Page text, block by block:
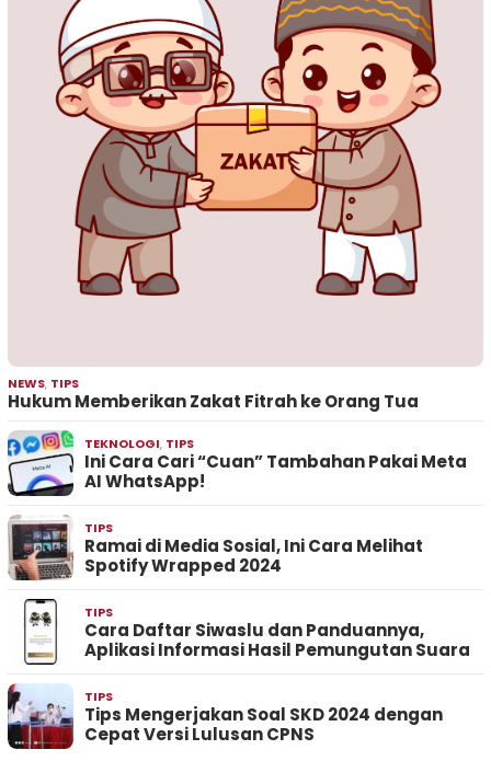
NEWS, TIPS
Hukum Memberikan Zakat Fitrah ke Orang Tua
TEKNOLOGI, TIPS
Ini Cara Cari “Cuan” Tambahan Pakai Meta
AI WhatsApp!
TIPS
Ramai di Media Sosial, Ini Cara Melihat
Spotify Wrapped 2024
TIPS
Cara Daftar Siwaslu dan Panduannya,
Aplikasi Informasi Hasil Pemungutan Suara
TIPS
Tips Mengerjakan Soal SKD 2024 dengan
Cepat Versi Lulusan CPNS